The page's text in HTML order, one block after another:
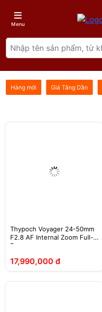
Menu
Hàng mới Giá Tăng Dần
Thypoch Voyager 24-50mm
F2.8 AF Internal Zoom Full-
Frame
17,990,000 đ